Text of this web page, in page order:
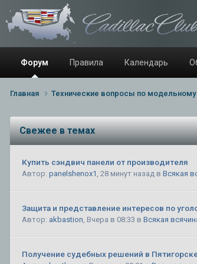
Форум Правила Календарь
Главная Технические вопросы по модельному
Свежее в темах
Купить сэндвич панели от производителя
Автор: panelshenox1 28 минут назад в Всякая
Защита и представление интересов по
Автор: akbastion Вчера в 08:33 в Всякая
Получение судебных решений в